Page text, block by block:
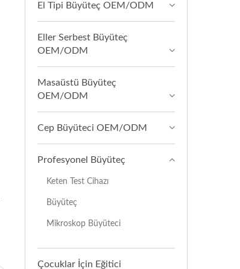
El Tipi Büyüteç OEM/ODM
Eller Serbest Büyüteç
OEM/ODM
Masaüstü Büyüteç
OEM/ODM
Cep Büyüteci OEM/ODM
Profesyonel Büyüteç
Keten Test Cihazı
Büyüteç
Mikroskop Büyüteci
Çocuklar İçin Eğitici